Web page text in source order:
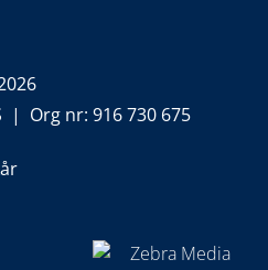
| Org nr: 916 730 675